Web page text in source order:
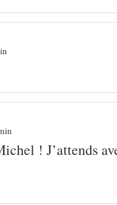
! J’attends